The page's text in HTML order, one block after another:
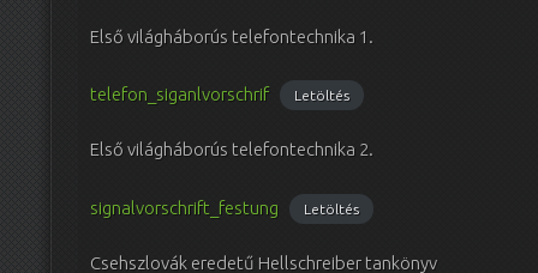
Első világháborús telefontechnika 1.
telefon_siganlvorschrif Letöltés
Első világháborús telefontechnika 2.
signalvorschrift_festung Letöltés
Csehszlovák eredetű Hellschreiber tankönyv